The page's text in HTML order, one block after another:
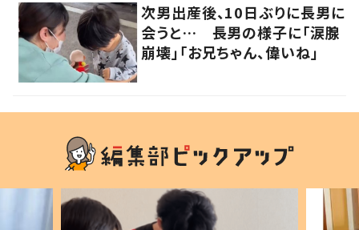
次男出産後、10日ぶりに長男に
会うと… 長男の様子に「涙腺
崩壊」「お兄ちゃん、偉いね」